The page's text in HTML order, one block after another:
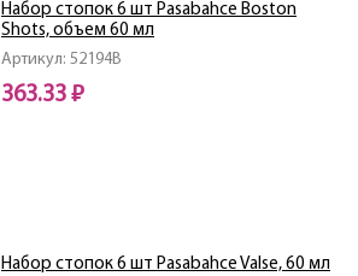
Артикул: 52194B
Набор стопок 6 шт Pasabahce Boston
Shots, объем 60 мл
363.33 ₽
Набор стопок 6 шт Pasabahce Valse, 60 мл